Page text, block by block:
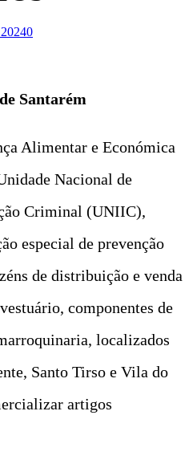
0
Santarém
Alimentar e Económica
Nacional de
Criminal (UNIIC),
especial de prevenção
de distribuição e venda
componentes de
localizados
Santo Tirso e Vila do
artigos